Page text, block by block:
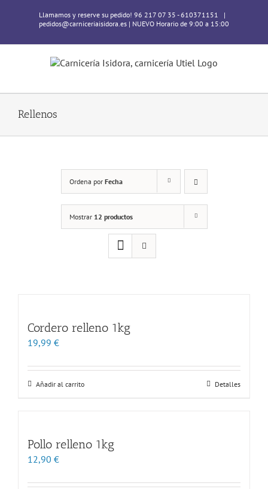
Llamamos y reserve su pedido! 96 217 07 35 - 610371151
|
pedidos@carniceriaisidora.es | NUEVO Horario de 9:00 a 15:00
Rellenos
Ordena por Fecha
Mostrar 12 productos
Cordero relleno 1kg
19,99 €
Añadir al carrito Detalles
Pollo relleno 1kg
12,90 €